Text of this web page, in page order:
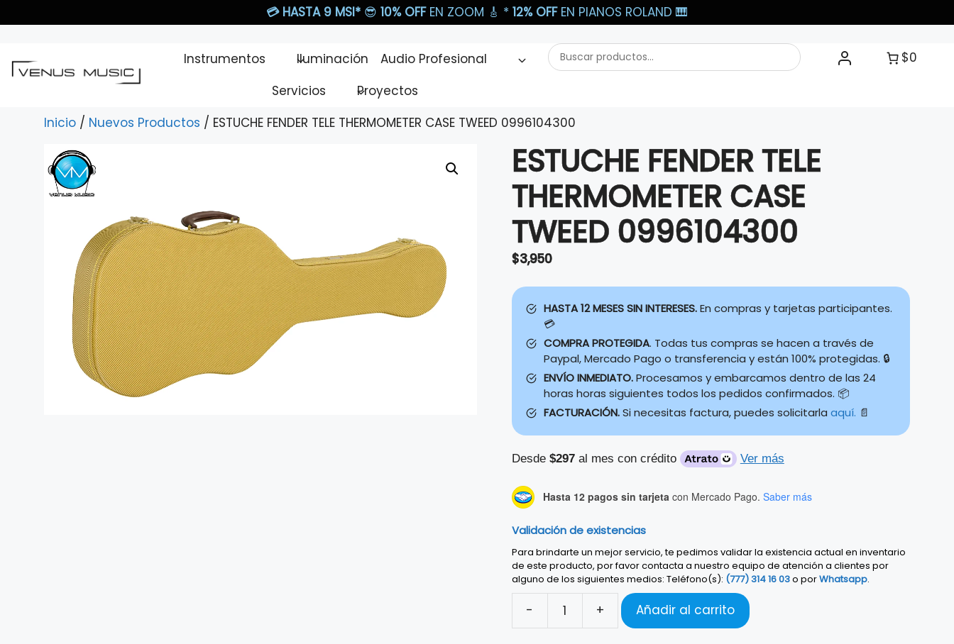
al
💳 HASTA 9 MSI* 😎 10% OFF EN ZOOM 🎸​ * 12% OFFEN PIANOS ROLAND 🎹​
Instrumentos Iluminación
Audio Profesional
Servicios
Proyectos
Buscar
productos...
$0
Inicio / Nuevos Productos / ESTUCHE FENDER TELE THERMOMETER CASE TWEED 0996104300
ESTUCHE FENDER TELE
THERMOMETER CASE
TWEED 0996104300
$3,950
HASTA 12 MESES SIN INTERESES.En compras y tarjetas participantes.
💳
COMPRA PROTEGIDA. Todas tus compras se hacen a través de
Paypal, Mercado Pago o transferencia y están 100% protegidas. 🔒
ENVÍO INMEDIATO.Procesamos y embarcamos dentro de las 24
horas horas siguientes todos los pedidos confirmados. 📦
FACTURACIÓN.Si necesitas factura, puedes solicitarla aquí. 📄
Desde $297al mes con crédito Ver más
Hasta 12 pagos sin tarjetacon Mercado Pago. Saber más
Validación de existencias
Para brindarte un mejor servicio, te pedimos validar la existencia actual en inventario
de este producto, por favor contacta a nuestro equipo de atención a clientes por
alguno de los siguientes medios: Teléfono(s): (777) 314 16 03o porWhatsapp.
- + Añadir al carrito